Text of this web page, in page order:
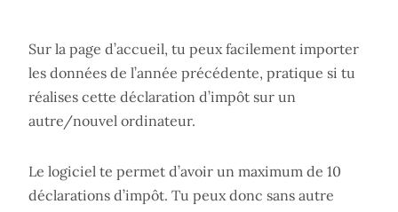
Sur la page d’accueil, tu peux facilement importer
les données de l’année précédente, pratique si tu
réalises cette déclaration d’impôt sur un
autre/nouvel ordinateur.
Le logiciel te permet d’avoir un maximum de 10
déclarations d’impôt. Tu peux donc sans autre